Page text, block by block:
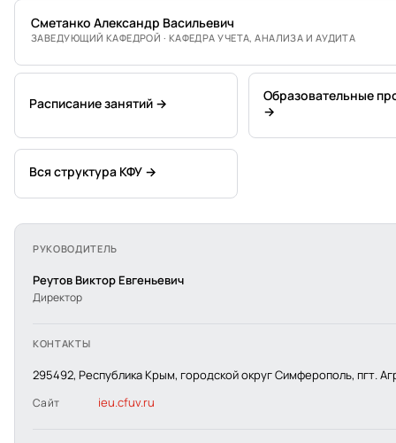
Сметанко Александр Васильевич
ЗАВЕДУЮЩИЙ КАФЕДРОЙ · КАФЕДРА УЧЕТА, АНАЛИЗА И АУДИТА
Расписание занятий →
Образовательные
→
Вся структура КФУ →
РУКОВОДИТЕЛЬ
Реутов Виктор Евгеньевич
Директор
КОНТАКТЫ
295492, Республика Крым, городской округ Симферополь, пгт.
Сайт ieu.cfuv.ru